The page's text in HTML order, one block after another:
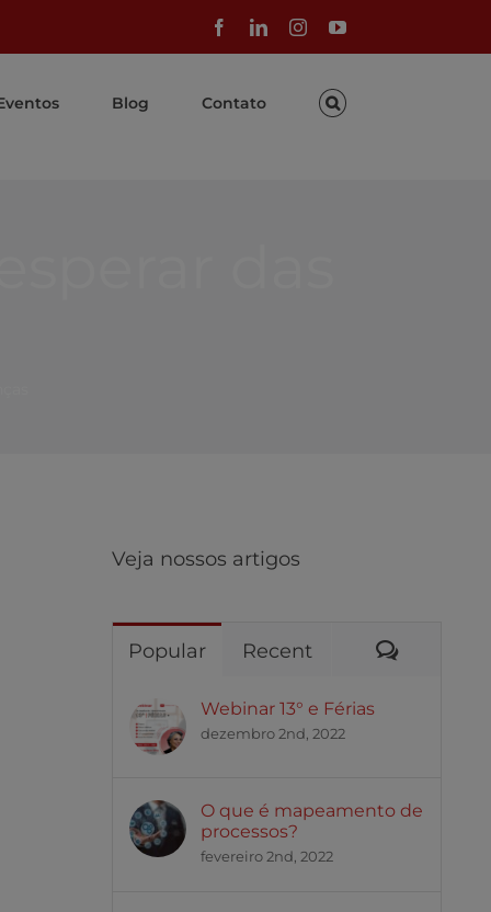
FacebookLinkedInInstagramYouTube
Blog Contato
Veja nossos artigos
Popular Recent
Webinar 13° e Férias
dezembro 2nd, 2022
O que é mapeamento de
processos?
fevereiro 2nd, 2022